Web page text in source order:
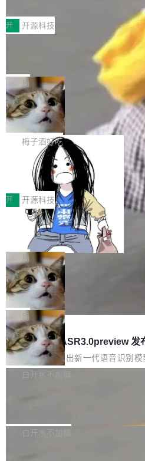
于自研UCL-Engine通信引擎，后续
持续开源更多基于UCL-Engine的高
件。 腾讯网平团队在UCL-
个独立于业务线程的全局通信引擎（
助力企业AI研发安全落地 当前，越
经开始引入 AI Coding 工具，通过
型或企业内部部署模型提升研发效
Coding 从个人辅助工具逐步走向团
级应用，企业在规模化落地过程中，
可控性和代码质量提出了更高要求
安全与合规要求。对于大多数普通研
有云模型能够满足快速试用和效率提
但对于金融、能源、医疗等对数据
前不久，工业和信息化部正式发布
智能应用典型案例名单》，集中展示
各领域的应用成果，覆盖技术底座、
产品应用、支撑保障、专题等五大方
AI算力网关（AI创新平台）成功入
各业的Agent走向规模化建设，算力
渐丰富，用户关注的重点也在发生变
让AI用起来，还要进一步看清混合算
Token花在哪里、算力是否被充分利
续增长的AI成本该如何优化。 深信
正是围绕这些实际问题，从Token治
理两个方面，让用户的每一份算力都
得住、用得稳、省得下、更安全！
始，Token使用一目...
开 开源科技
Jeff Dean 离开 Google：一个时
束，一个实验室的开始
Google 员工编号 20。MapReduce
Bigtable 作者之一。TensorFlow 的
Gemini 的架构师。Google 首席科
ean 在 Google 工作了 27 年后，宣
不是一个人走。一同离开的还有
wat（Google 员工编号 23，Jeff
年的编程搭档，MapReduce 和
作者）、Quoc Le（Google 大脑核
q2Seq 和 DocAI 的共同发明人）以
yals（Gemini 联合负责人，
局
🔥 SolonCode v2026.8.4 发布：
字体可调、22 种语言、记忆搜索
打开终端就能上岗的全中文编码智
把「看得清、用母语、记得住」三
齐。 SolonCode 是什么
耳科技研发的企业级终端编码智能
中文驱动的数字员工，自主理解需求
骤、编写代码。不挑模型、不挑平台
装完即用。 开源地址：Gitee ·
b 安装 支持 Java 8+（8~26）、
x / Windows / Harmony PC。 #
x / Harmony PC curl -fsSL https://
r.org/solon...
梅子酒好吃
让“代码语义理解”深度释放AI
价值潜能：华为云码道（
代码仓技术解析
一、代码仓深度理解技术的作用与
程实践中，代码仓是企业核心知识资
体。企业级代码仓库通常包含数十万
个文件，其规模远超单次模型调用可
文窗口。随着项目规模的持续扩张与
不断累积，代码仓中的模块关系、接
务逻辑等关键信息往往分散于数十乃
件之中，形成高度复杂的知识关联网
代码检索手段（如关键词匹配、目录
在语法层面完成文本定位，难以触及
内涵与结构关联，导致开发者使用代
理解大规模代码仓时面临显著"代码仓
颈。 代码仓深度理解服务（以下简
e深度理解服务"）是华为云码道（
开 开源科技
一条“删库”命令跑 17 小时，算法
师删光 89TB 数据只为干私活
最高人民检察院8月4日公布了一起案
名90后算法工程师王某，为了给自
服务器空间，删光了公司AI游戏部门
数据。 王某2024年1月入职东城区某
短剧部门，有互联网大厂背景。在公
调整期间，部门三次通知全员将数据
移到B集群，王某都回复了"收到"。
数据。2024年9月3日下午4点，他使
的账号密码进入A集群，输入了一条
称为"删库跑路"的命令——最高管理
自研的多个文生3D和...
局
Cloudflare 分享推理优化实践：
che 量化 + 权重压缩，吞吐量提升
1%，成本降 30%
Kimi 和 GLM 是当前最强的大模型系
它们有一个共同的问题：太吃显存
的 Kimi K 系列和智谱的 GLM 都是长
oE 架构的大模型，好用到让人上瘾
存永远不够用。 Cloudflare 的
一直在跑这些模型的推理。他们在官
整性保护。效果是：吞吐量提升
局
腾讯混元 Hy ASR3.0preview 发
腾讯混元正式推出新一代语音识别模
3.0preview。基于最新一代大语言模
让语音识别不再只是听清，而是真正
白开水不加糖
新和少量网页兼容性修复版本。
白开水不加糖